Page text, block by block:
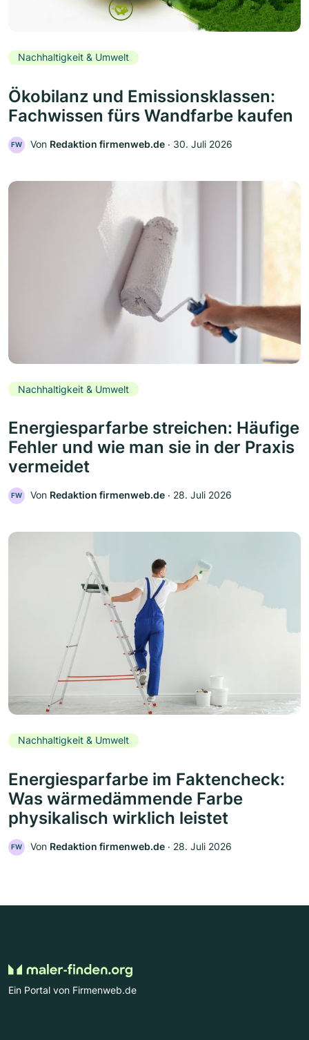
Nachhaltigkeit & Umwelt
Ökobilanz und Emissionsklassen:
Fachwissen fürs Wandfarbe kaufen
FW Von Redaktion firmenweb.de ‧ 30. Juli 2026
Nachhaltigkeit & Umwelt
Energiesparfarbe streichen: Häufige
Fehler und wie man sie in der Praxis
vermeidet
FW Von Redaktion firmenweb.de ‧ 28. Juli 2026
Nachhaltigkeit & Umwelt
Energiesparfarbe im Faktencheck:
Was wärmedämmende Farbe
physikalisch wirklich leistet
FW Von Redaktion firmenweb.de ‧ 28. Juli 2026
Ein Portal von Firmenweb.de